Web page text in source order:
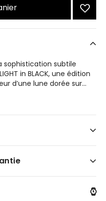
sophistication subtile
in BLACK, une édition
d’une lune dorée sur...
— grâce à notre
cette montre ne
noire, offrant une